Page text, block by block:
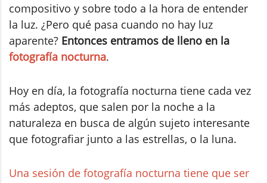
compositivo y sobre todo a la hora de entender
la luz. ¿Pero qué pasa cuando no hay luz
aparente? Entonces entramos de lleno en la
fotografía nocturna.
Hoy en día, la fotografía nocturna tiene cada vez
más adeptos, que salen por la noche a la
naturaleza en busca de algún sujeto interesante
que fotografiar junto a las estrellas, o la luna.
Una sesión de fotografía nocturna tiene que ser